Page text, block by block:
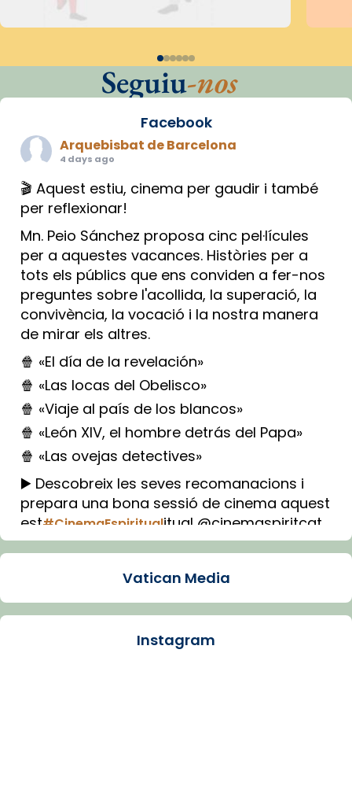
Seguiu-nos
Facebook
Arquebisbat de Barcelona
4 days ago
🎬 Aquest estiu, cinema per gaudir i també
per reflexionar!
Mn. Peio Sánchez proposa cinc pel·lícules
per a aquestes vacances. Històries per a
tots els públics que ens conviden a fer-nos
preguntes sobre l'acollida, la superació, la
convivència, la vocació i la nostra manera
de mirar els altres.
🍿 «El día de la revelación»
🍿 «Las locas del Obelisco»
🍿 «Viaje al país de los blancos»
🍿 «León XIV, el hombre detrás del Papa»
🍿 «Las ovejas detectives»
▶️ Descobreix les seves recomanacions i
prepara una bona sessió de cinema aquest
est#CinemaEspiritualitual @cinemaspiritcat
Imatge: Generada amb IA (OpenAI)
Arquebisbat de Barcelona
Vatican Media
Instagram